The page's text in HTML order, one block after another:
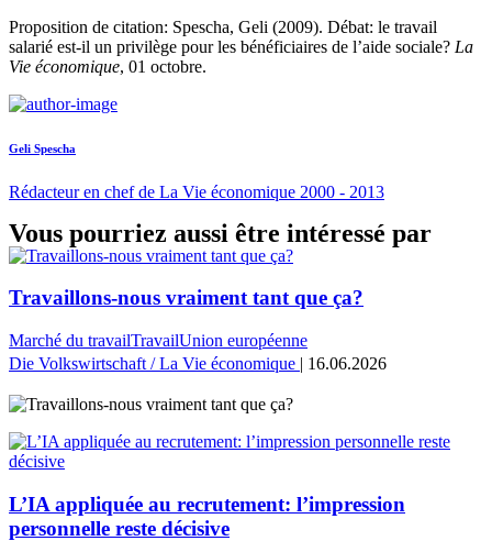
Proposition de citation: Spescha, Geli (2009). Débat: le travail
salarié est-il un privilège pour les bénéficiaires de l’aide sociale? La
Vie économique, 01 octobre.
Geli Spescha
Rédacteur en chef de La Vie économique 2000 - 2013
Vous pourriez aussi être intéressé par
Travaillons-nous vraiment tant que ça?
Marché du travailTravailUnion européenne
Die Volkswirtschaft / La Vie économique | 16.06.2026
L’IA appliquée au recrutement: l’impression
personnelle reste décisive